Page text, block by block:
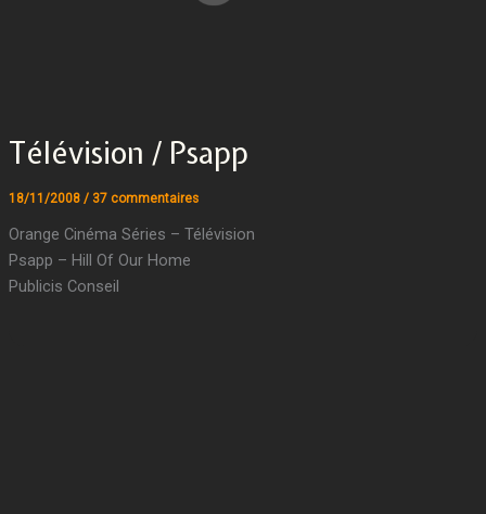
Télévision / Psapp
18/11/2008 / 37 commentaires
Orange Cinéma Séries – Télévision
Psapp – Hill Of Our Home
Publicis Conseil